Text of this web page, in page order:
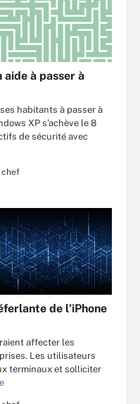
aide à passer à
habitants à passer à
XP s’achève le 8
de sécurité avec
chef
de l’iPhone
affecter les
Les utilisateurs
terminaux et solliciter